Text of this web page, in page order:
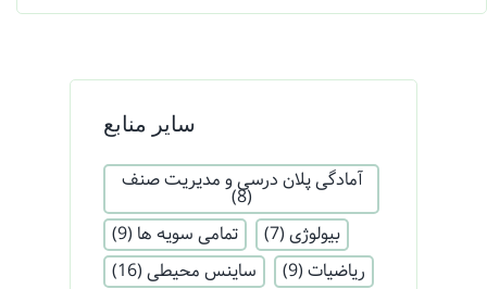
سایر منابع
آمادگی پلان درسی و مدیریت صنف
(8)
بیولوژی (7) تمامی سویه ها (9)
ریاضیات (9) ساینس محیطی (16)